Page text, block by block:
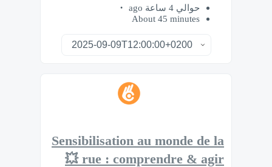
حوالي 4 ساعة ago
About 45 minutes
Sensibilisation au monde de la
rue : comprendre & agir 💥